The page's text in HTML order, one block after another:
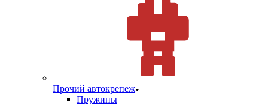
Прочий автокрепеж
Пружины